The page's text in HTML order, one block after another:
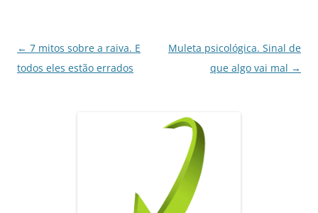
k
Navegação
de
← 7 mitos sobre a raiva. E
todos eles estão errados
Muleta psicológica. Sinal de
que algo vai mal →